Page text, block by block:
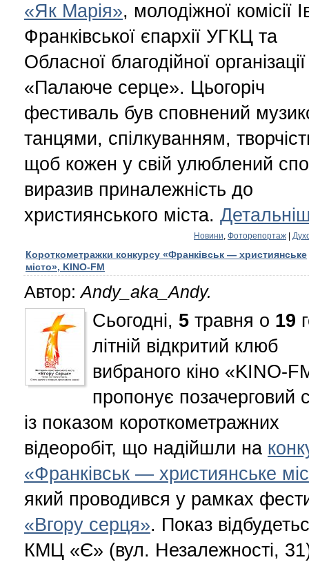
«Як Марія», молодіжної комісії
Франківської єпархії УГКЦ та
Обласної благодійної організації
«Палаюче серце». Цьогоріч
фестиваль був сповнений
танцями, спілкуванням,
щоб кожен у свій улюблений
виразив приналежність до
християнського міста.
Новини, Фоторепортаж
Короткометражки конкурсу «Франківськ — християнське
місто», KINO-FM
Автор:Andy_aka_Andy.
Сьогодні, 5 травня о 19
літній відкритий клюб
вибраного кіно «KINO-
пропонує позачерговий
із показом короткометражних
відеоробіт, що надійшли на
«Франківськ — християнське
який проводився у рамках
«Вгору серця». Показ
КМЦ «Є» (вул. Незалежності,